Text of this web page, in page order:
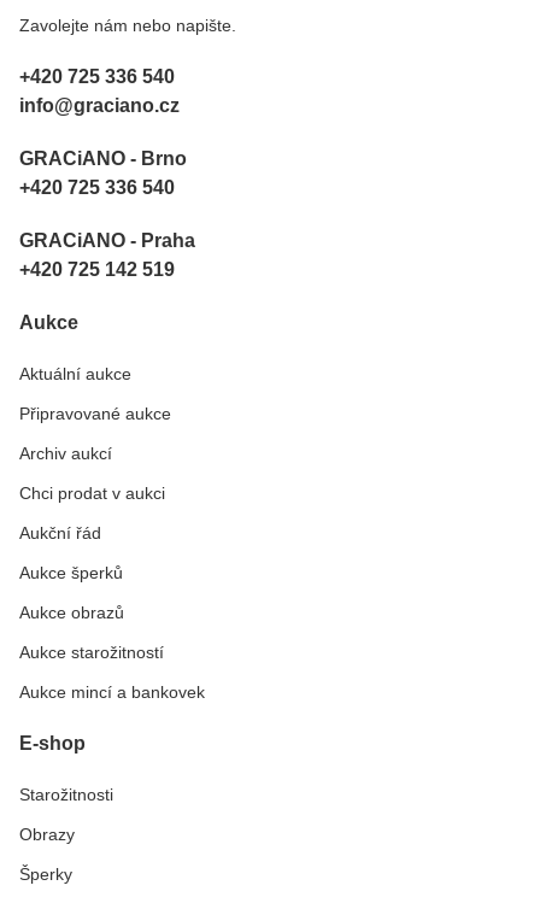
Zavolejte nám nebo napište.
+420 725 336 540
info@graciano.cz
GRACiANO - Brno
+420 725 336 540
GRACiANO - Praha
+420 725 142 519
Aukce
Aktuální aukce
Připravované aukce
Archiv aukcí
Chci prodat v aukci
Aukční řád
Aukce šperků
Aukce obrazů
Aukce starožitností
Aukce mincí a bankovek
E-shop
Starožitnosti
Obrazy
Šperky